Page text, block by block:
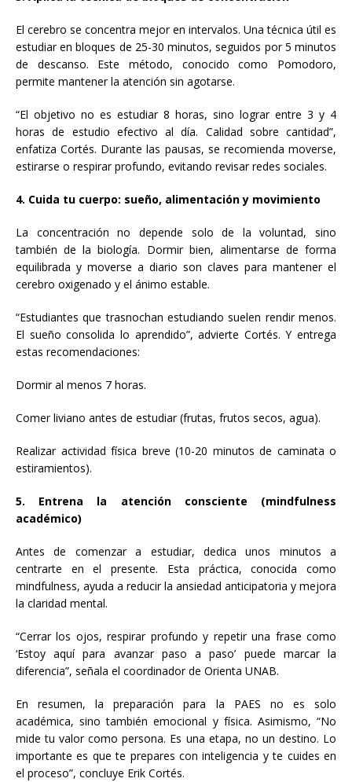
El cerebro se concentra mejor en intervalos. Una técnica útil es
estudiar en bloques de 25-30 minutos, seguidos por 5 minutos
de descanso. Este método, conocido como Pomodoro,
permite mantener la atención sin agotarse.
“El objetivo no es estudiar 8 horas, sino lograr entre 3 y 4
horas de estudio efectivo al día. Calidad sobre cantidad”,
enfatiza Cortés. Durante las pausas, se recomienda moverse,
estirarse o respirar profundo, evitando revisar redes sociales.
4. Cuida tu cuerpo: sueño, alimentación y movimiento
La concentración no depende solo de la voluntad, sino
también de la biología. Dormir bien, alimentarse de forma
equilibrada y moverse a diario son claves para mantener el
cerebro oxigenado y el ánimo estable.
“Estudiantes que trasnochan estudiando suelen rendir menos.
El sueño consolida lo aprendido”, advierte Cortés. Y entrega
estas recomendaciones:
Dormir al menos 7 horas.
Comer liviano antes de estudiar (frutas, frutos secos, agua).
Realizar actividad física breve (10-20 minutos de caminata o
estiramientos).
5. Entrena la atención consciente (mindfulness
académico)
Antes de comenzar a estudiar, dedica unos minutos a
centrarte en el presente. Esta práctica, conocida como
mindfulness, ayuda a reducir la ansiedad anticipatoria y mejora
la claridad mental.
“Cerrar los ojos, respirar profundo y repetir una frase como
‘Estoy aquí para avanzar paso a paso’ puede marcar la
diferencia”, señala el coordinador de Orienta UNAB.
En resumen, la preparación para la PAES no es solo
académica, sino también emocional y física. Asimismo, “No
mide tu valor como persona. Es una etapa, no un destino. Lo
importante es que te prepares con inteligencia y te cuides en
el proceso”, concluye Erik Cortés.